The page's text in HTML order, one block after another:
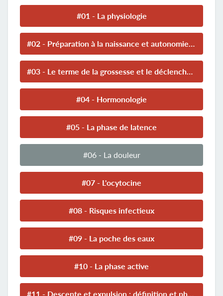
#01 - La physiologie
#04 - Hormonologie
#05 - La phase de latence
#06 - La douleur
#07 - L'ocytocine
#08 - Risques infectieux
#09 - La poche des eaux
#10 - La phase active